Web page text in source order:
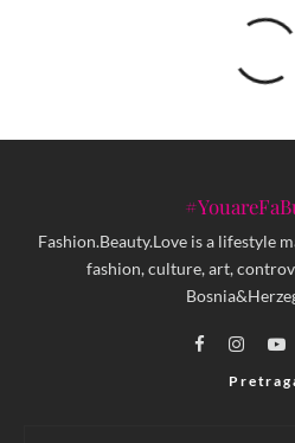
Fashion.Beauty.Love is a lifestyle
fashion, culture, art,